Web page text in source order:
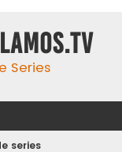
Series
series